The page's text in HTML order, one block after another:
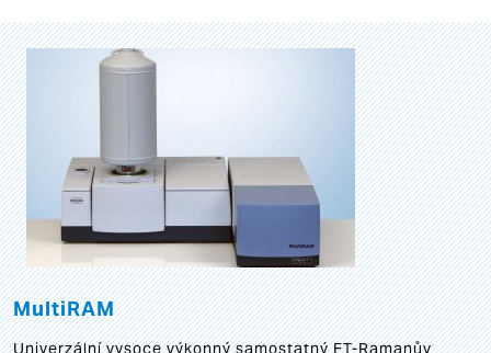
MultiRAM
Univerzální vysoce výkonný samostatný FT-Ramanův